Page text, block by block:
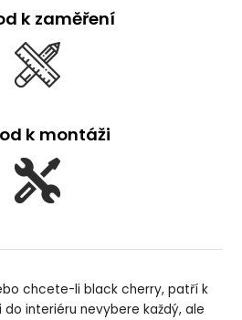
k zaměření
k montáži
chcete-li black cherry, patří k
interiéru nevybere každý, ale